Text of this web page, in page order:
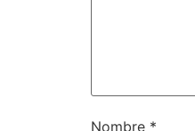
Nombre *